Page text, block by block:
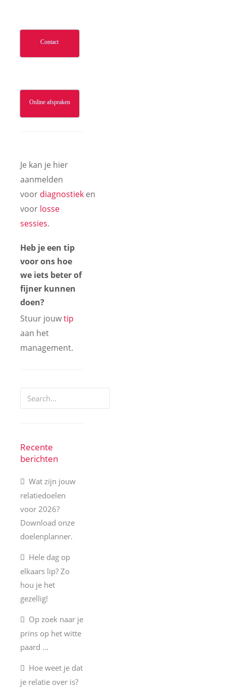
Contact
Online afspraken
Je kan je hier
aanmelden
voor diagnostiek en
voor losse
sessies.
Heb je een tip
voor ons hoe
we iets beter of
fijner kunnen
doen?
Stuur jouwtip
aan het
management.
Recente
berichten
Wat zijn jouw
relatiedoelen
voor 2026?
Download onze
doelenplanner.
Hele dag op
elkaars lip? Zo
hou je het
gezellig!
Op zoek naar je
prins op het witte
paard …
Hoe weet je dat
je relatie over is?